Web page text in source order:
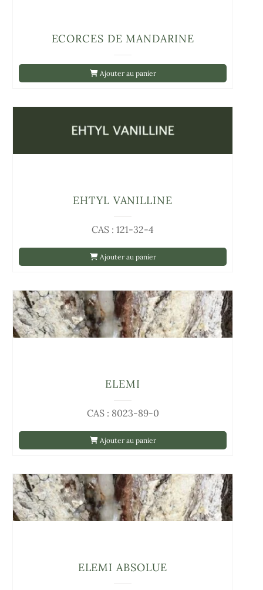
Ajouter au panier
ECORCES DE MANDARINE
Ajouter au panier
CAS : 121-32-4
EHTYL VANILLINE
Ajouter au panier
CAS : 8023-89-0
ELEMI
ELEMI ABSOLUE